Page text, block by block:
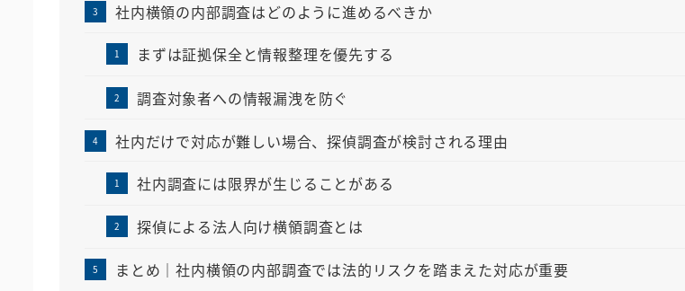
社内横領の内部調査はどのように進めるべきか
まずは証拠保全と情報整理を優先する
調査対象者への情報漏洩を防ぐ
社内だけで対応が難しい場合、探偵調査が検討される理由
社内調査には限界が生じることがある
探偵による法人向け横領調査とは
まとめ｜社内横領の内部調査では法的リスクを踏まえた対応が重要